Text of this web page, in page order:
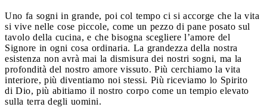
Uno fa sogni in grande, poi col tempo ci si accorge che la vita
si vive nelle cose piccole, come un pezzo di pane posato sul
tavolo della cucina, e che bisogna scegliere l’amore del
Signore in ogni cosa ordinaria. La grandezza della nostra
esistenza non avrà mai la dismisura dei nostri sogni, ma la
profondità del nostro amore vissuto. Più cerchiamo la vita
interiore, più diventiamo noi stessi. Più riceviamo lo Spirito
di Dio, più abitiamo il nostro corpo come un tempio elevato
sulla terra degli uomini.